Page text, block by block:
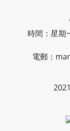
時間：星期
電郵：